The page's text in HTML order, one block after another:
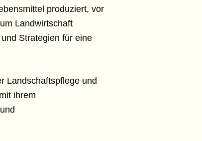
produziert, vor
Landwirtschaft
Strategien für eine
Landschaftspflege und
ihrem